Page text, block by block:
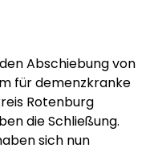
Abschiebung von
für demenzkranke
Rotenburg
die Schließung.
sich nun